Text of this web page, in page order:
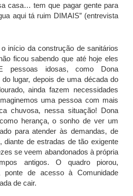
casa… tem que pagar gente para
aqui tá ruim DIMAIS” (entrevista
início da construção de sanitários
ficou sabendo que até hoje eles
pessoas idosas, como Dona
do lugar, depois de uma década do
ainda fazem necessidades
uma pessoa com mais
chuvosa, nessa situação! Dona
herança, o sonho de ver um
para atender às demandas, de
diante de estradas de tão exigente
se veem abandonados à própria
antigos. O quadro piorou,
ponte de acesso à Comunidade
de cair.